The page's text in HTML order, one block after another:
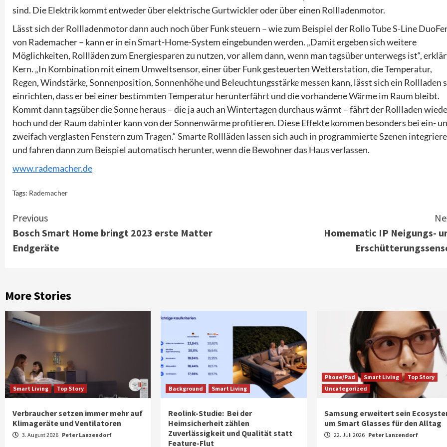
sind. Die Elektrik kommt entweder über elektrische Gurtwickler oder über einen Rollladenmotor.
Lässt sich der Rollladenmotor dann auch noch über Funk steuern – wie zum Beispiel der Rollo Tube S-Line
von Rademacher – kann er in ein Smart-Home-System eingebunden werden. „Damit ergeben sich weitere
Möglichkeiten, Rollläden zum Energiesparen zu nutzen, vor allem dann, wenn man tagsüber unterwegs ist“,
Kern. „In Kombination mit einem Umweltsensor, einer über Funk gesteuerten Wetterstation, die Temperatur,
Regen, Windstärke, Sonnenposition, Sonnenhöhe und Beleuchtungsstärke messen kann, lässt sich ein Rollladen
einrichten, dass er bei einer bestimmten Temperatur herunterfährt und die vorhandene Wärme im Raum bleibt.
Kommt dann tagsüber die Sonne heraus – die ja auch an Wintertagen durchaus wärmt – fährt der Rollladen
hoch und der Raum dahinter kann von der Sonnenwärme profitieren. Diese Effekte kommen besonders bei ein-
zweifach verglasten Fenstern zum Tragen.“ Smarte Rollläden lassen sich auch in programmierte Szenen
und fahren dann zum Beispiel automatisch herunter, wenn die Bewohner das Haus verlassen.
www.rademacher.de
Tags: Rademacher
Continue
Reading
Previous
Bosch Smart Home bringt 2023 erste Matter
Endgeräte
Homematic IP Neigungs-
More Stories
Smart Living Top Story
Verbraucher setzen immer mehr auf
Klimageräte und Ventilatoren
3. August 2026 Peter Lanzendorf
Background Smart Living
Reolink-Studie: Bei der
Heimsicherheit zählen
Zuverlässigkeit und Qualität statt
Feature-Flut
Phone/Pad Smart Living
Top Story
Uncategorized
Samsung erweitert sein
um Smart Glasses für den Alltag
22. Juli 2026 Peter Lanzendorf